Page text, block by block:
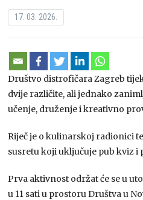
17. 03. 2026.
Društvo distrofičara Zagreb
dvije različite, ali jednako
učenje, druženje i kreativno
Riječ je o kulinarskoj radionici
susretu koji uključuje pub kviz
Prva aktivnost održat će se u
u 11 sati u prostoru Društva u